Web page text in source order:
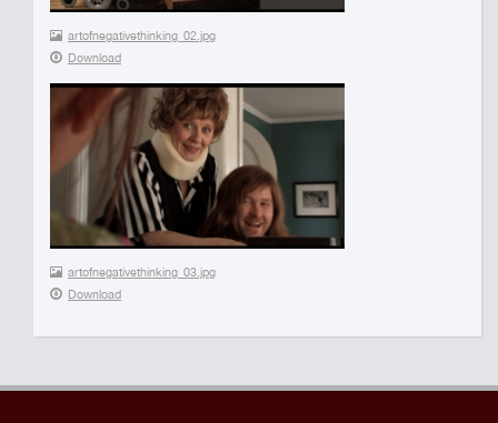
artofnegativethinking_02.jpg
Download
artofnegativethinking_03.jpg
Download